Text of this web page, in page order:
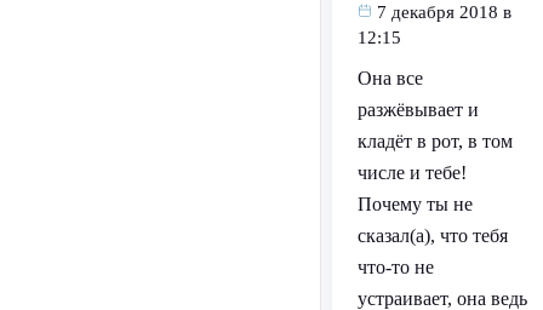
7 декабря 2018 в
12:15
Она все
разжёвывает и
кладёт в рот, в том
числе и тебе!
Почему ты не
сказал(а), что тебя
что-то не
устраивает, она ведь